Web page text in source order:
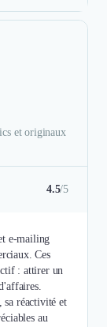
et originaux
4.5/5
e-mailing
Ces
: attirer un
sa réactivité et
au